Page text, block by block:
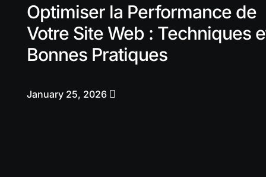
Optimiser la Performance de
Votre Site Web : Techniques
Bonnes Pratiques
January 25, 2026